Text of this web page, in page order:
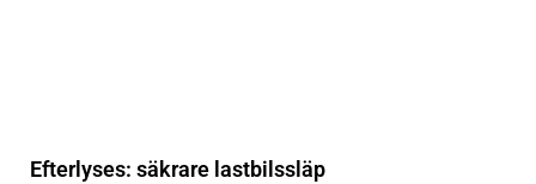
Efterlyses: säkrare lastbilssläp